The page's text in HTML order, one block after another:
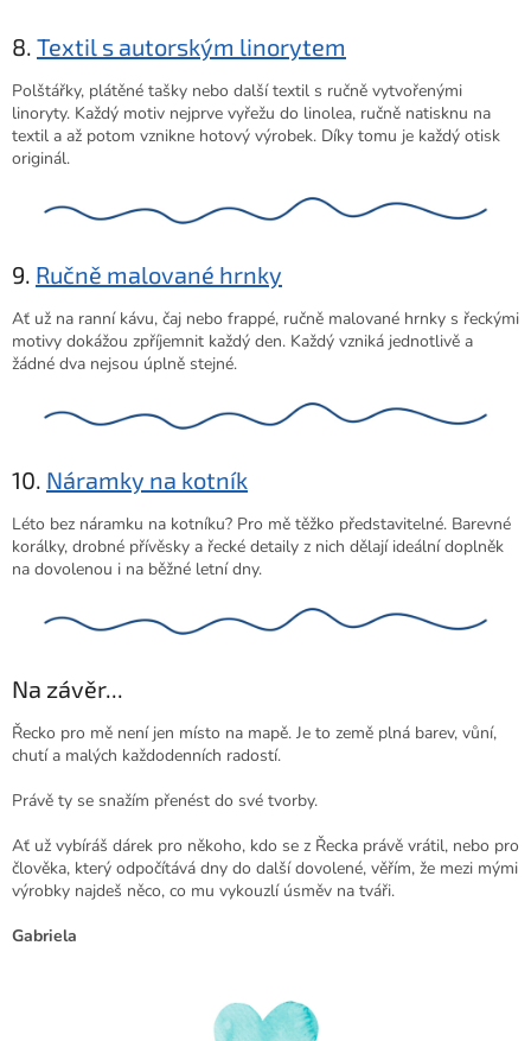
8. Textil s autorským linorytem
Polštářky, plátěné tašky nebo další textil s ručně vytvořenými
linoryty. Každý motiv nejprve vyřežu do linolea, ručně natisknu na
textil a až potom vznikne hotový výrobek. Díky tomu je každý otisk
originál.
9. Ručně malované hrnky
Ať už na ranní kávu, čaj nebo frappé, ručně malované hrnky s řeckými
motivy dokážou zpříjemnit každý den. Každý vzniká jednotlivě a
žádné dva nejsou úplně stejné.
10. Náramky na kotník
Léto bez náramku na kotníku? Pro mě těžko představitelné. Barevné
korálky, drobné přívěsky a řecké detaily z nich dělají ideální doplněk
na dovolenou i na běžné letní dny.
Na závěr...
Řecko pro mě není jen místo na mapě. Je to země plná barev, vůní,
chutí a malých každodenních radostí.
Právě ty se snažím přenést do své tvorby.
Ať už vybíráš dárek pro někoho, kdo se z Řecka právě vrátil, nebo pro
člověka, který odpočítává dny do další dovolené, věřím, že mezi mými
výrobky najdeš něco, co mu vykouzlí úsměv na tváři.
Gabriela